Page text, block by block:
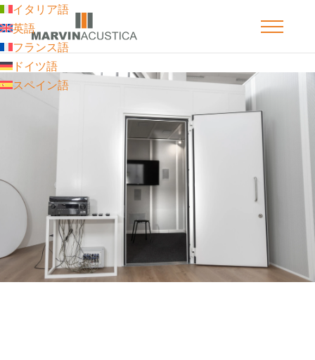
イタリア語
英語
フランス語
ドイツ語
スペイン語